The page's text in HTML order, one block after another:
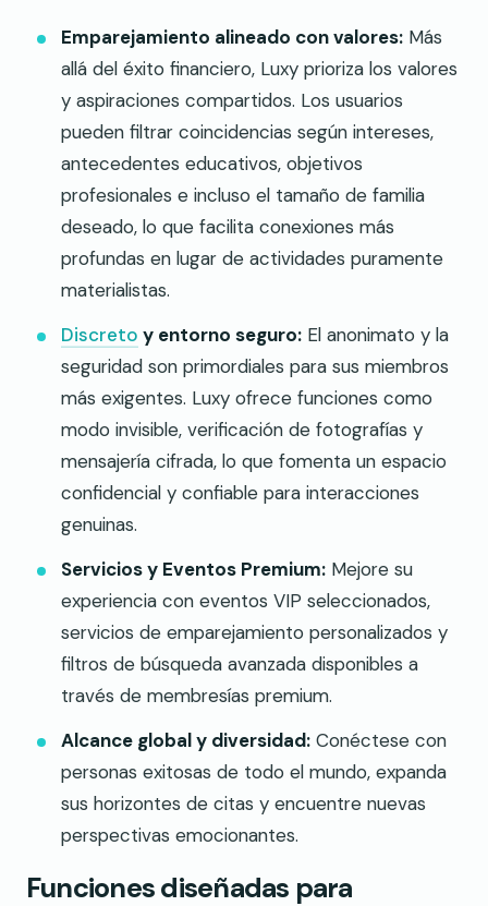
Emparejamiento alineado con valores: Más
allá del éxito financiero, Luxy prioriza los valores
y aspiraciones compartidos. Los usuarios
pueden filtrar coincidencias según intereses,
antecedentes educativos, objetivos
profesionales e incluso el tamaño de familia
deseado, lo que facilita conexiones más
profundas en lugar de actividades puramente
materialistas.
Discreto y entorno seguro: El anonimato y la
seguridad son primordiales para sus miembros
más exigentes. Luxy ofrece funciones como
modo invisible, verificación de fotografías y
mensajería cifrada, lo que fomenta un espacio
confidencial y confiable para interacciones
genuinas.
Servicios y Eventos Premium: Mejore su
experiencia con eventos VIP seleccionados,
servicios de emparejamiento personalizados y
filtros de búsqueda avanzada disponibles a
través de membresías premium.
Alcance global y diversidad: Conéctese con
personas exitosas de todo el mundo, expanda
sus horizontes de citas y encuentre nuevas
perspectivas emocionantes.
Funciones diseñadas para